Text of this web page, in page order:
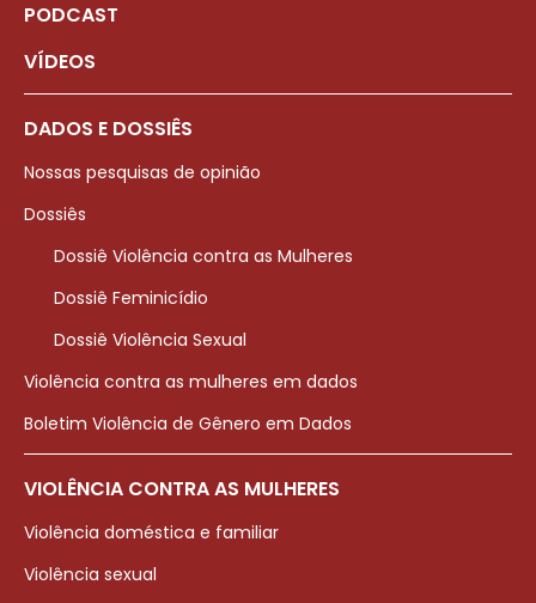
PODCAST
VÍDEOS
DADOS E DOSSIÊS
Nossas pesquisas de opinião
Dossiês
Dossiê Violência contra as Mulheres
Dossiê Feminicídio
Dossiê Violência Sexual
Violência contra as mulheres em dados
Boletim Violência de Gênero em Dados
VIOLÊNCIA CONTRA AS MULHERES
Violência doméstica e familiar
Violência sexual